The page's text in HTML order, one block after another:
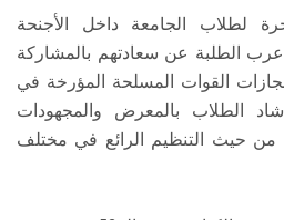
لطلاب الجامعة داخل الأجنحة
الطلبة عن سعادتهم بالمشاركة
القوات المسلحة المؤرخة في
الطلاب بالمعرض والمجهودات
من حيث التنظيم الرائع في مختلف